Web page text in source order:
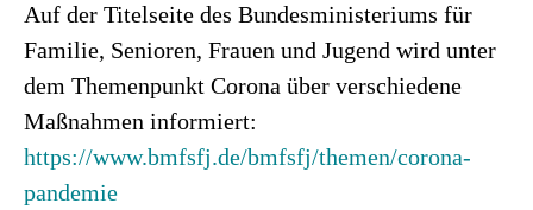
Auf der Titelseite des Bundesministeriums für
Familie, Senioren, Frauen und Jugend wird unter
dem Themenpunkt Corona über verschiedene
Maßnahmen informiert:
https://www.bmfsfj.de/bmfsfj/themen/corona-
pandemie